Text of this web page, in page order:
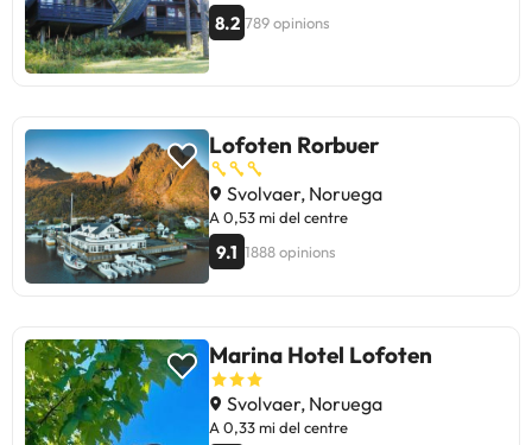
8.2 789 opinions
Lofoten Rorbuer
Svolvaer, Noruega
A 0,53 mi del centre
9.1 1888 opinions
Marina Hotel Lofoten
Svolvaer, Noruega
A 0,33 mi del centre